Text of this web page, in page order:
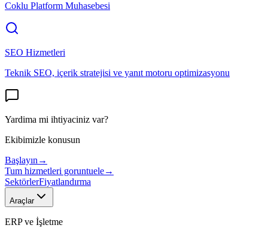
Coklu Platform Muhasebesi
SEO Hizmetleri
Teknik SEO, içerik stratejisi ve yanıt motoru optimizasyonu
Yardima mi ihtiyaciniz var?
Ekibimizle konusun
Başlayın →
Tum hizmetleri goruntuele→
SektörlerFiyatlandırma
Araçlar
ERP ve İşletme